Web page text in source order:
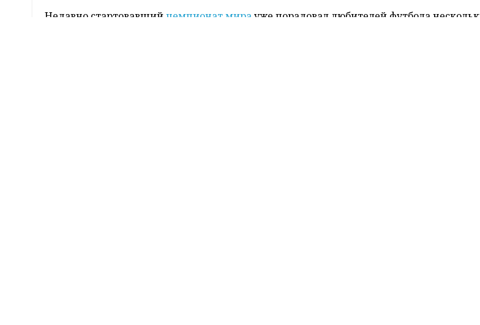
Недавно стартовавшийчемпионат мира уже порадовал любителей футбола